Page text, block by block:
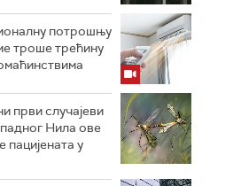
потрошњу
троше трећину
први случајеви
Нила ове
пацијената у